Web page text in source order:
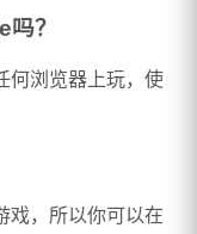
？
何浏览器上玩，使
戏，所以你可以在